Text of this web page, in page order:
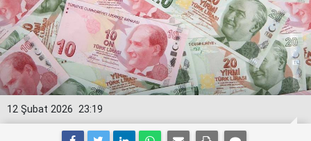
23:19
12 Şubat 2026